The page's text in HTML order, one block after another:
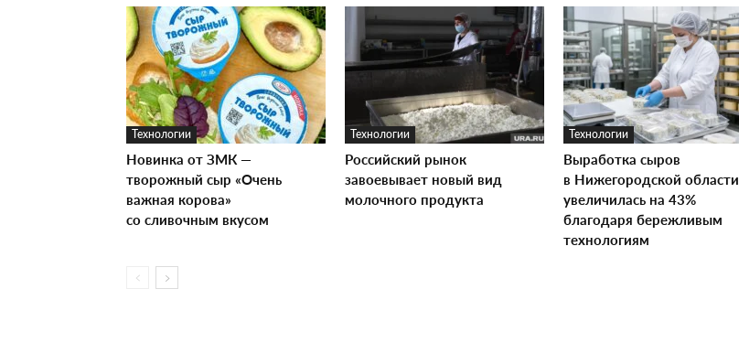
Технологии
Новинка от ЗМК —
творожный сыр «Очень
важная корова»
со сливочным вкусом
Технологии
Российский рынок
завоевывает новый вид
молочного продукта
Технологии
Выработка сыров
в Нижегородской области
увеличилась на 43%
благодаря бережливым
технологиям